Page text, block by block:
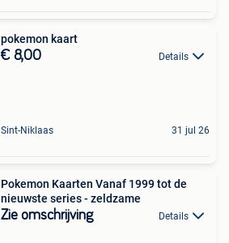
pokemon kaart
€ 8,00 Details
Sint-Niklaas 31 jul 26
Pokemon Kaarten Vanaf 1999 tot de
nieuwste series - zeldzame
Zie omschrijving Details